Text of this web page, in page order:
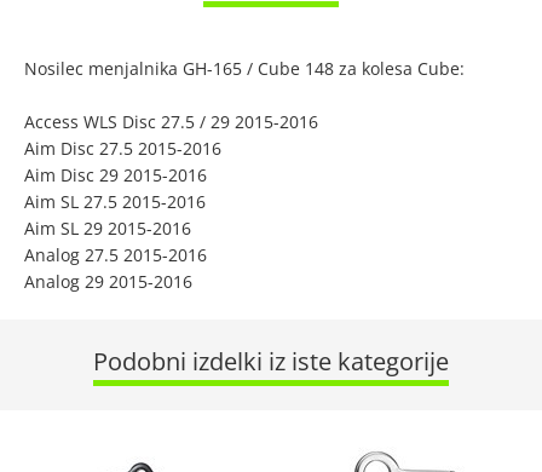
Nosilec menjalnika GH-165 / Cube 148 za kolesa Cube:
Access WLS Disc 27.5 / 29 2015-2016
Aim Disc 27.5 2015-2016
Aim Disc 29 2015-2016
Aim SL 27.5 2015-2016
Aim SL 29 2015-2016
Analog 27.5 2015-2016
Analog 29 2015-2016
Podobni izdelki iz iste kategorije